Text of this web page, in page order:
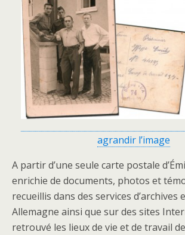
agrandir l’image
A partir d’une seule carte postale
enrichie de documents, photos et
recueillis dans des services d’archives
Allemagne ainsi que sur des sites
retrouvé les lieux de vie et de travail